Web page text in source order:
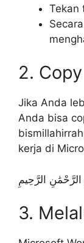
Tekan
2.
Jika Anda
Anda bisa
kerja di
الرَّحِيمِ
3.